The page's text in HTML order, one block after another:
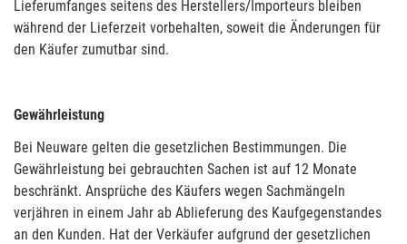
Lieferumfanges seitens des Herstellers/Importeurs bleiben
während der Lieferzeit vorbehalten, soweit die Änderungen für
den Käufer zumutbar sind.
Gewährleistung
Bei Neuware gelten die gesetzlichen Bestimmungen. Die
Gewährleistung bei gebrauchten Sachen ist auf 12 Monate
beschränkt. Ansprüche des Käufers wegen Sachmängeln
verjähren in einem Jahr ab Ablieferung des Kaufgegenstandes
an den Kunden. Hat der Verkäufer aufgrund der gesetzlichen